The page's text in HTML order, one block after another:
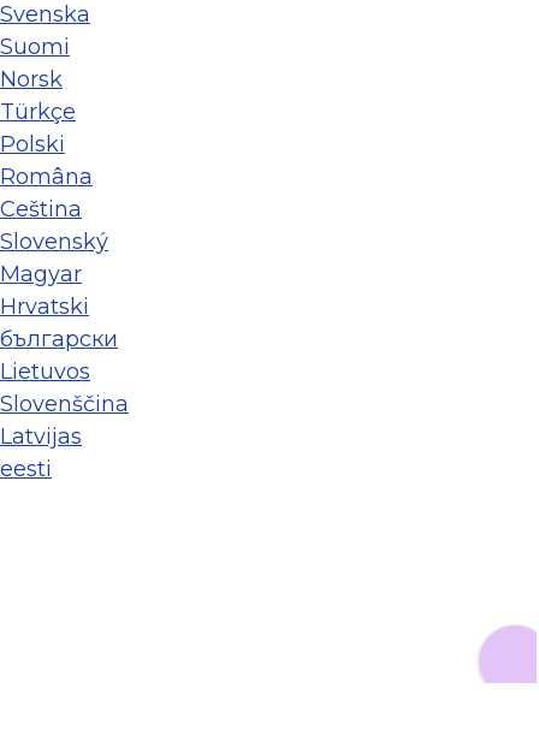
Svenska
Suomi
Norsk
Türkçe
Polski
Româna
Ceština
Slovenský
Magyar
Hrvatski
български
Lietuvos
Slovenščina
Latvijas
eesti